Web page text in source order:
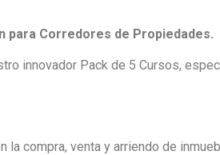
para Corredores de Propiedades.
innovador Pack de 5 Cursos,
compra, venta y arriendo de